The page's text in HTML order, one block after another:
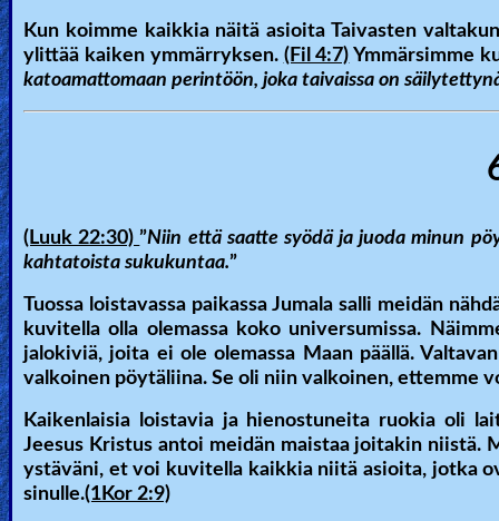
Kun koimme kaikkia näitä asioita Taivasten
ylittää kaiken ymmärryksen. (Fil 4:7) Ymmärsimme
katoamattomaan perintöön, joka taivaissa on
(Luuk 22:30)”Niin että saatte syödä ja juoda minun
kahtatoista sukukuntaa.”
Tuossa loistavassa paikassa Jumala salli meidän
kuvitella olla olemassa koko universumissa.
jalokiviä, joita ei ole olemassa Maan päällä.
valkoinen pöytäliina. Se oli niin valkoinen, ettemme
Kaikenlaisia loistavia ja hienostuneita ruokia oli
Jeesus Kristus antoi meidän maistaa joitakin niistä.
ystäväni, et voi kuvitella kaikkia niitä asioita, jotka
sinulle.(1Kor 2:9)